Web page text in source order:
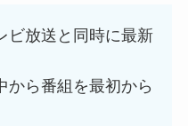
ビ放送と同時に最新
から番組を最初から